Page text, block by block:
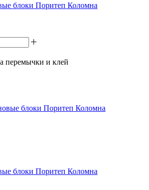
блоки Поритеп Коломна
перемычки и клей
блоки Поритеп Коломна